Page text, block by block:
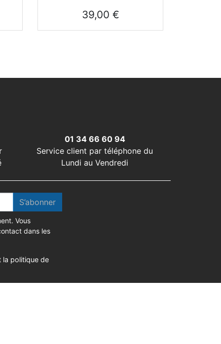
Prix
39,00 €
01 34 66 60 94
Service client par téléphone du
Lundi au Vendredi
S’abonner
Vous
dans les
la politique de